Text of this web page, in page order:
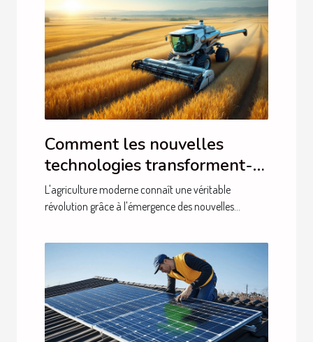
Comment les nouvelles
technologies transforment-
elles l'agriculture moderne ?
L'agriculture moderne connaît une véritable
révolution grâce à l'émergence des nouvelles...